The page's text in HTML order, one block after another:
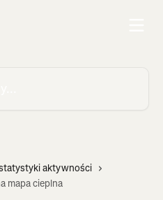
aktywności
mapa cieplna